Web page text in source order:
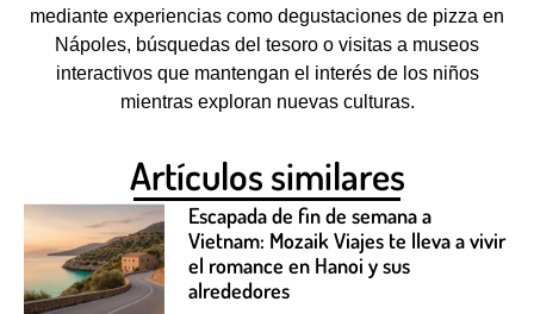
Artículos similares
Escapada de fin de semana a
Vietnam: Mozaik Viajes te lleva a vivir
el romance en Hanoi y sus
alrededores
mediante experiencias como degustaciones de pizza en
Nápoles, búsquedas del tesoro o visitas a museos
interactivos que mantengan el interés de los niños
mientras exploran nuevas culturas.